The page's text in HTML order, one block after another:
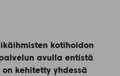
kotihoidon
avulla entistä
kehitetty yhdessä